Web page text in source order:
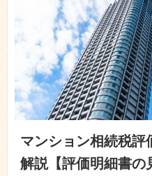
マンション相続税評
解説【評価明細書の